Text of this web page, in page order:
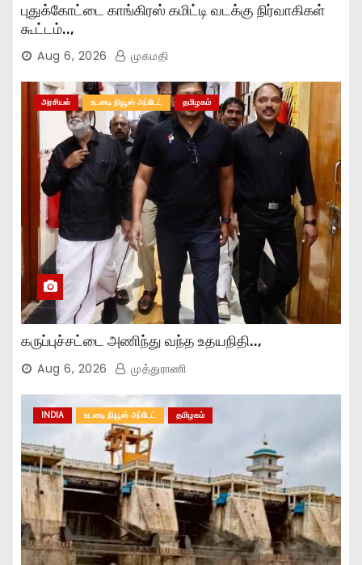
புதுக்கோட்டை காங்கிரஸ் கமிட்டி வடக்கு நிர்வாகிகள்
கூட்டம்..,
Aug 6, 2026 முகமதி
அரசியல் உடனடி நியூஸ் அப்டேட் தமிழகம்
கருப்புச்சட்டை அணிந்து வந்த உதயநிதி..,
Aug 6, 2026 முத்துராணி
INDIA உடனடி நியூஸ் அப்டேட் தமிழகம்